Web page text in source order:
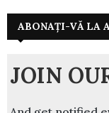
ABONAȚI-VĂ LA
JOIN